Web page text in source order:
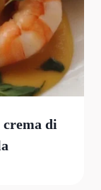
crema di